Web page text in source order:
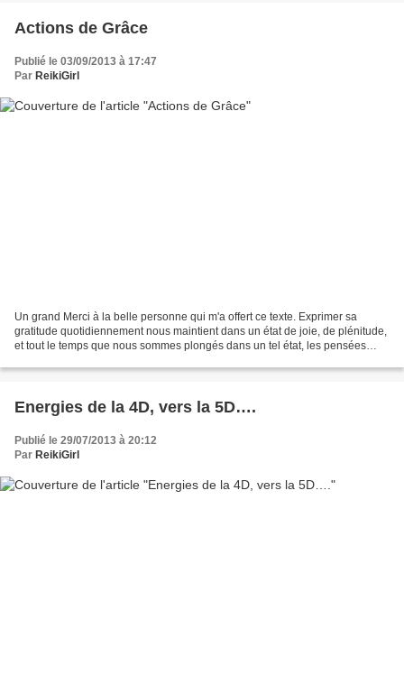
Actions de Grâce
Publié le 03/09/2013 à 17:47
Par ReikiGirl
Un grand Merci à la belle personne qui m'a offert ce texte. Exprimer sa
gratitude quotidiennement nous maintient dans un état de joie, de plénitude,
et tout le temps que nous sommes plongés dans un tel état, les pensées
Energies de la 4D, vers la 5D….
Publié le 29/07/2013 à 20:12
Par ReikiGirl